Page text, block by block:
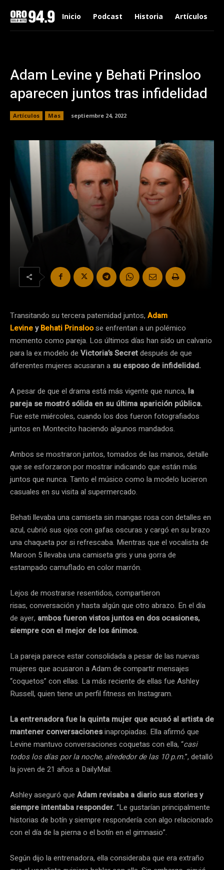
Inicio Podcast Historia Artículos
Adam Levine y Behati Prinsloo
aparecen juntos tras infidelidad
Artículos Mas septiembre 24, 2022
Transitando su tercera paternidad juntos, Adam
LevineyBehati Prinsloose enfrentan a un polémico
momento como pareja. Los últimos días han sido un calvario
para la ex modelo de Victoria’s Secretdespués de que
diferentes mujeres acusaran a su esposo de infidelidad.
A pesar de que el drama está más vigente que nunca, la
pareja se mostró sólida en su última aparición pública.
Fue este miércoles, cuando los dos fueron fotografiados
juntos en Montecito haciendo algunos mandados.
Ambos se mostraron juntos, tomados de las manos, detalle
que se esforzaron por mostrar indicando que están más
juntos que nunca. Tanto el músico como la modelo lucieron
casuales en su visita al supermercado.
Behati llevaba una camiseta sin mangas rosa con detalles en
azul, cubrió sus ojos con gafas oscuras y cargó en su brazo
una chaqueta por si refrescaba. Mientras que el vocalista de
Maroon 5 llevaba una camiseta gris y una gorra de
estampado camuflado en color marrón.
Lejos de mostrarse resentidos, compartieron
risas, conversación y hasta algún que otro abrazo. En el día
de ayer, ambos fueron vistos juntos en dos ocasiones,
siempre con el mejor de los ánimos.
La pareja parece estar consolidada a pesar de las nuevas
mujeres que acusaron a Adam de compartir mensajes
“coquetos” con ellas. La más reciente de ellas fue Ashley
Russell, quien tiene un perfil fitness en Instagram.
La entrenadora fue la quinta mujer que acusó al artista de
mantener conversacionesinapropiadas. Ella afirmó que
Levine mantuvo conversaciones coquetas con ella, “casi
todos los días por la noche, alrededor de las 10 p.m.”, detalló
la joven de 21 años a DailyMail.
Ashley aseguró que Adam revisaba a diario sus stories y
siempre intentaba responder. “Le gustarían principalmente
historias de botín y siempre respondería con algo relacionado
con el día de la pierna o el botín en el gimnasio”.
Según dijo la entrenadora, ella consideraba que era extraño